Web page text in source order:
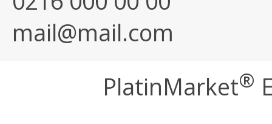
mail@mail.com
PlatinMarket®